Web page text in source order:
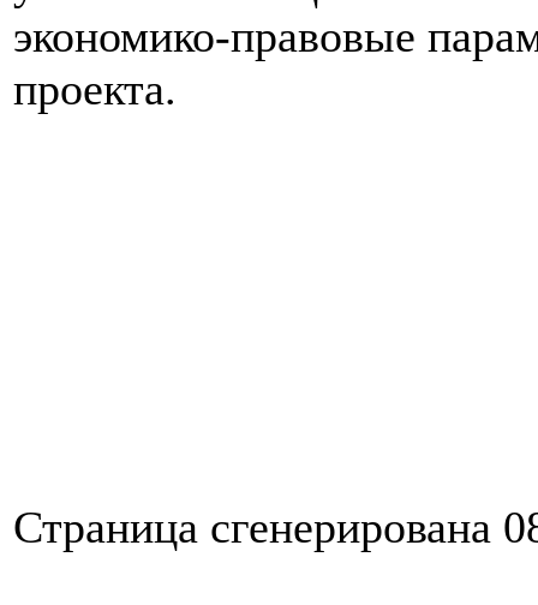
экономико-правовые
проекта.
Страница сгенерирована